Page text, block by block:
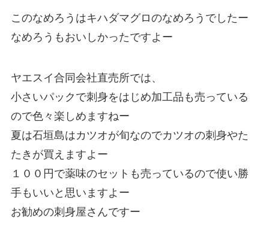
このなめろうはキハダマグロのなめろうでしたー
なめろうもおいしかったですよー
ヤエスイ合同会社直売所では、
小さいパックで刺身をはじめ加工品も売っている
ので色々楽しめますねー
夏は石垣島はカツオが旬なのでカツオの刺身やた
たきが買えますよー
１００円で薬味のセットも売っているので使い勝
手もいいと思いますよー
お勧めの刺身屋さんですー